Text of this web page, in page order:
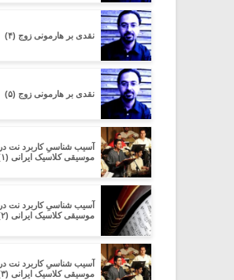
نقدی بر هارمونی زوج (۴)
نقدی بر هارمونی زوج (۵)
آسیب شناسیِ کاربرد نت در
موسیقی کلاسیک ایرانی (۱)
آسیب شناسیِ کاربرد نت در
موسیقی کلاسیک ایرانی (۲)
آسیب شناسیِ کاربرد نت در
موسیقی کلاسیک ایرانی (۳)